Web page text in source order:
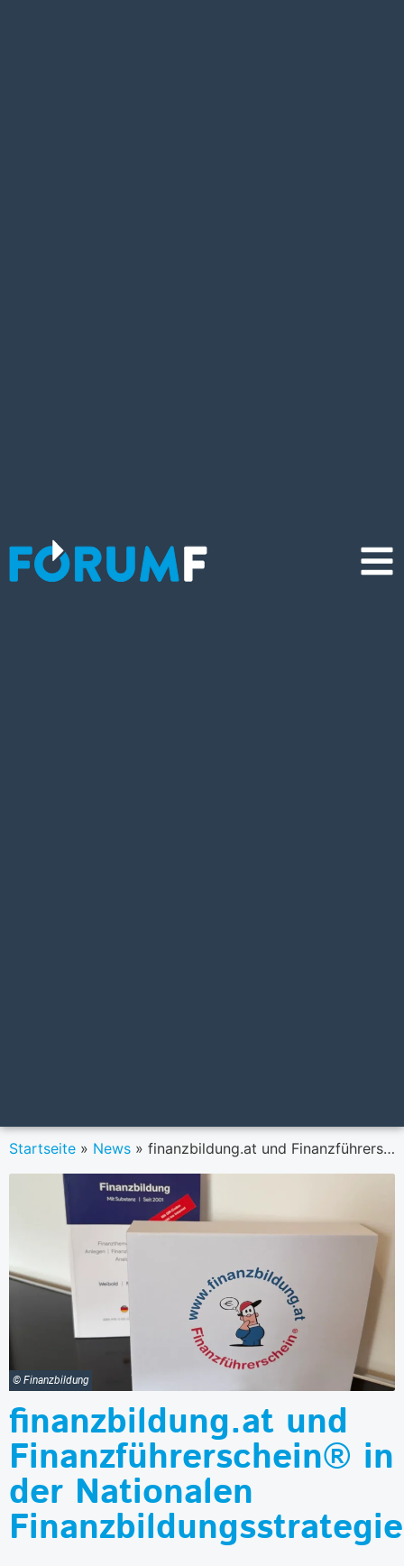
Startseite » News » finanzbildung.at und Finanzführerschein® in der Nationalen Finanzbildungsstrategie
© Finanzbildung
finanzbildung.at und
Finanzführerschein® in
der Nationalen
Finanzbildungsstrategie